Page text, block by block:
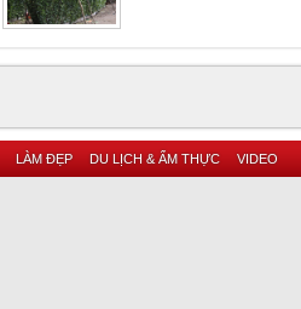
LÀM ĐẸP DU LỊCH & ẨM THỰC VIDEO